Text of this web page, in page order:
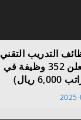
التدريب التقني
بالمدينة المنورة تعلن 352 وظيفة في